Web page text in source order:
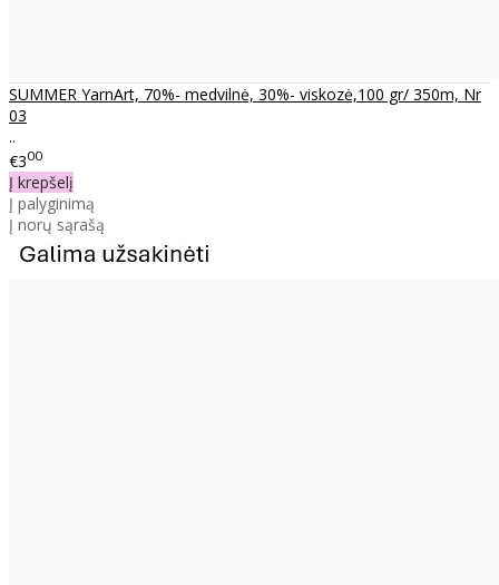
SUMMER YarnArt, 70%- medvilnė, 30%- viskozė,100 gr/ 350m, Nr
03
..
€300
Į krepšelį
Į palyginimą
Į norų sąrašą